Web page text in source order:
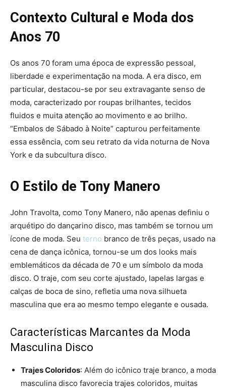
Contexto Cultural e Moda dos
Anos 70
Os anos 70 foram uma época de expressão pessoal,
liberdade e experimentação na moda. A era disco, em
particular, destacou-se por seu extravagante senso de
moda, caracterizado por roupas brilhantes, tecidos
fluidos e muita atenção ao movimento e ao brilho.
“Embalos de Sábado à Noite” capturou perfeitamente
essa essência, com seu retrato da vida noturna de Nova
York e da subcultura disco.
O Estilo de Tony Manero
John Travolta, como Tony Manero, não apenas definiu o
arquétipo do dançarino disco, mas também se tornou um
ícone de moda. Seu terno branco de três peças, usado na
cena de dança icônica, tornou-se um dos looks mais
emblemáticos da década de 70 e um símbolo da moda
disco. O traje, com seu corte ajustado, lapelas largas e
calças de boca de sino, refletia uma nova silhueta
masculina que era ao mesmo tempo elegante e ousada.
Características Marcantes da Moda
Masculina Disco
Trajes Coloridos: Além do icônico traje branco, a moda
masculina disco favorecia trajes coloridos, muitas